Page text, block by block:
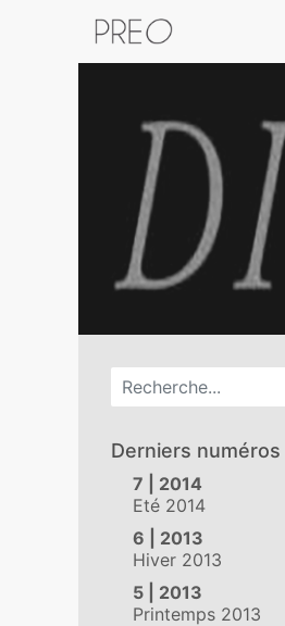
Menu principal
Derniers numéros
7 | 2014
Eté 2014
6 | 2013
Hiver 2013
5 | 2013
Printemps 2013